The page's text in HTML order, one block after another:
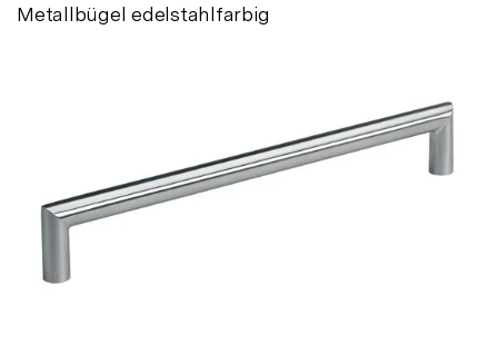
Metallbügel edelstahlfarbig